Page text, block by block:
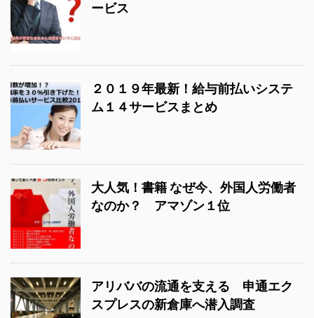
ービス
２０１９年最新！給与前払いシステ
ム１４サービスまとめ
大人気！書籍 なぜ今、外国人労働者
なのか？ アマゾン１位
アリババの流通を支える 申通エク
スプレスの新倉庫へ潜入調査